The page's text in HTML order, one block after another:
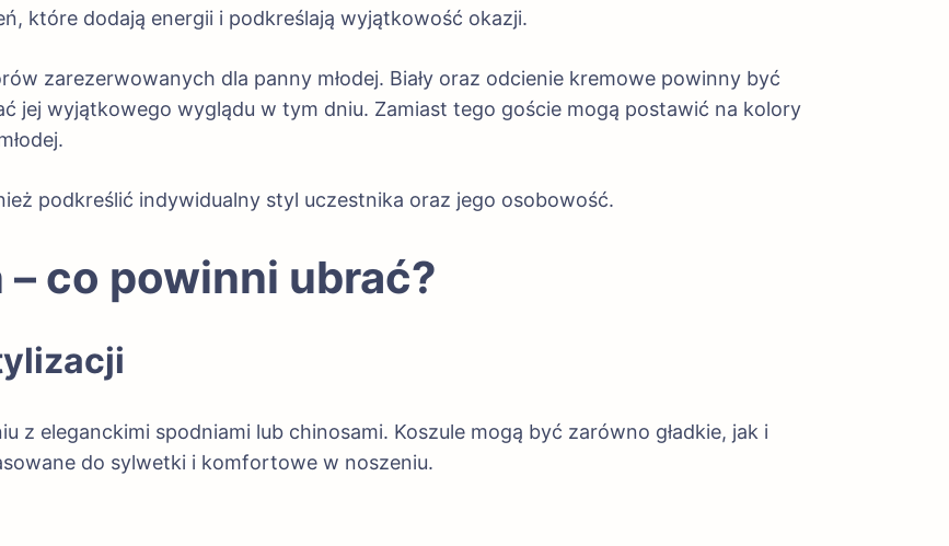
które dodają energii i podkreślają wyjątkowość okazji.
zarezerwowanych dla panny młodej. Biały oraz odcienie kremowe powinny być
jej wyjątkowego wyglądu w tym dniu. Zamiast tego goście mogą postawić na kolory
podkreślić indywidualny styl uczestnika oraz jego osobowość.
co powinni ubrać?
z eleganckimi spodniami lub chinosami. Koszule mogą być zarówno gładkie, jak i
do sylwetki i komfortowe w noszeniu.